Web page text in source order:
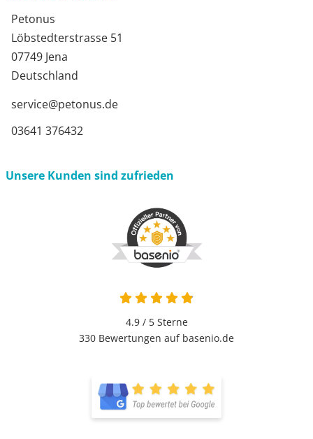
Petonus
Löbstedterstrasse 51
07749 Jena
Deutschland
service@petonus.de
03641 376432
Unsere Kunden sind zufrieden
4.9 von 5
4.9 / 5Sterne
330 Bewertungen auf basenio.de
öffnet in neuem Fenster